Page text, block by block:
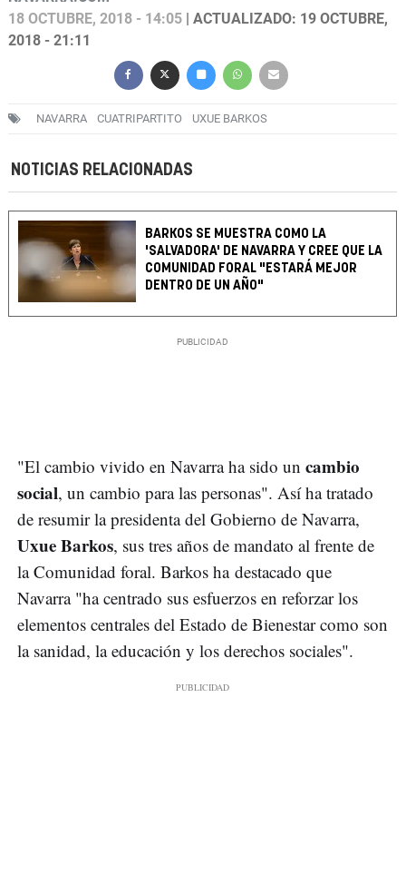
18 OCTUBRE, 2018 - 14:05 | ACTUALIZADO: 19 OCTUBRE,
2018 - 21:11
NAVARRA CUATRIPARTITO UXUE BARKOS
NOTICIAS RELACIONADAS
BARKOS SE MUESTRA COMO LA
'SALVADORA' DE NAVARRA Y CREE QUE LA
COMUNIDAD FORAL "ESTARÁ MEJOR
DENTRO DE UN AÑO"
"El cambio vivido en Navarra ha sido un cambio
social, un cambio para las personas". Así ha tratado
de resumir la presidenta del Gobierno de Navarra,
Uxue Barkos, sus tres años de mandato al frente de
la Comunidad foral. Barkos ha destacado que
Navarra "ha centrado sus esfuerzos en reforzar los
elementos centrales del Estado de Bienestar como son
la sanidad, la educación y los derechos sociales".